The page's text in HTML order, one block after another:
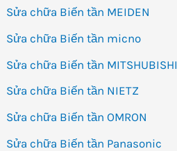
Sửa chữa Biến tần MEIDEN
Sửa chữa Biến tần micno
Sửa chữa Biến tần MITSHUBISHI
Sửa chữa Biến tần NIETZ
Sửa chữa Biến tần OMRON
Sửa chữa Biến tần Panasonic